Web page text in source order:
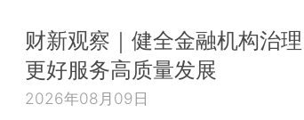
财新观察｜健全金融机构治理
更好服务高质量发展
2026年08月09日